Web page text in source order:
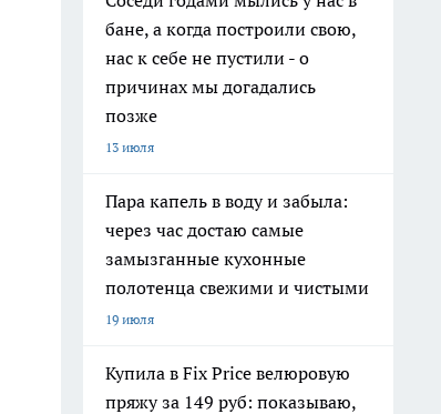
бане, а когда построили свою,
нас к себе не пустили - о
причинах мы догадались
позже
13 июля
Пара капель в воду и забыла:
через час достаю самые
замызганные кухонные
полотенца свежими и чистыми
19 июля
Купила в Fix Price велюровую
пряжу за 149 руб: показываю,